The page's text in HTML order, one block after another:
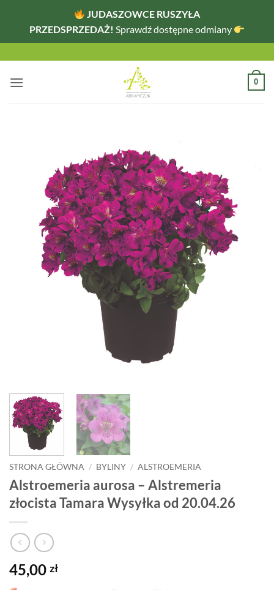
JUDASZOWCE RUSZYŁA
PRZEDSPRZEDAŻ! Sprawdź dostępne odmiany
zawartości
0
STRONA GŁÓWNA / BYLINY / ALSTROEMERIA
Alstroemeria aurosa – Alstremeria
złocista Tamara Wysyłka od 20.04.26
45,00 zł